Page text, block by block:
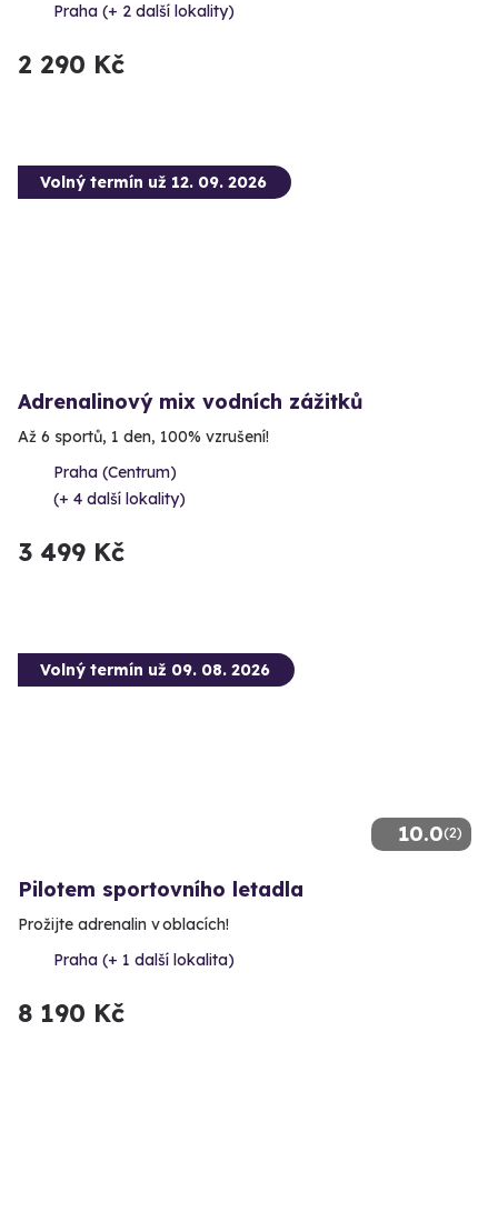
Praha (+ 2 další lokality)
2 290 Kč
Volný termín už 12. 09. 2026
Adrenalinový mix vodních zážitků
Až 6 sportů, 1 den, 100% vzrušení!
Praha (Centrum)
(+ 4 další lokality)
3 499 Kč
10.0(2)
Volný termín už 09. 08. 2026
Pilotem sportovního letadla
Prožijte adrenalin v oblacích!
Praha (+ 1 další lokalita)
8 190 Kč